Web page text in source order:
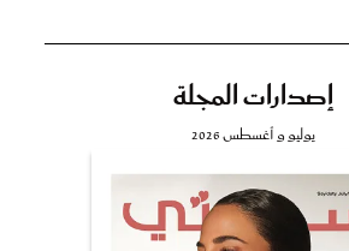
إصدارات المجلة
يوليو و أغسطس 2026